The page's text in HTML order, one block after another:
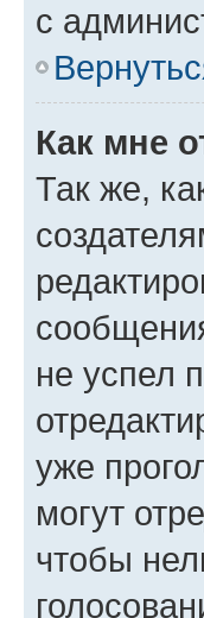
с
Как мне
Так же,
не успел
уже
могут
чтобы